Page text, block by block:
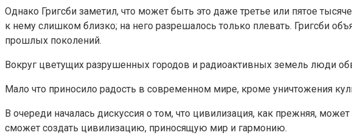
Однако Григсби заметил, что может быть это даже третье или пятое
к нему слишком близко; на него разрешалось только плевать. Григсби
прошлых поколений.
Вокруг цветущих разрушенных городов и радиоактивных земель люди
Мало что приносило радость в современном мире, кроме уничтожения
В очереди началась дискуссия о том, что цивилизация, как прежняя,
сможет создать цивилизацию, приносящую мир и гармонию.